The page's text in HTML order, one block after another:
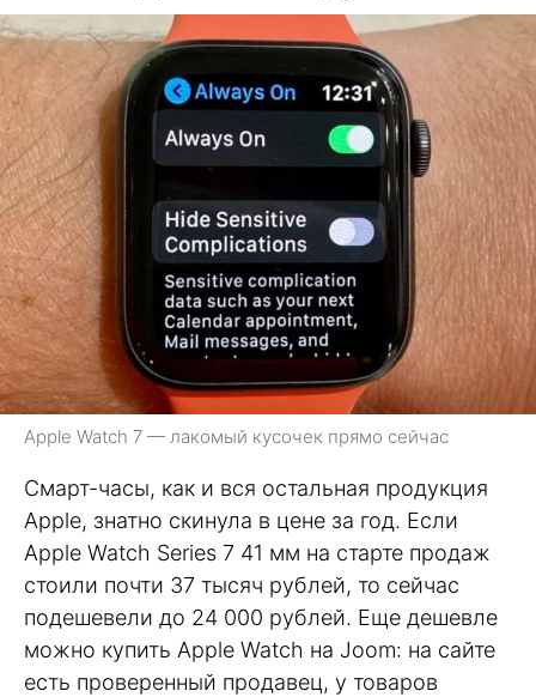
Apple Watch 7 — лакомый кусочек прямо сейчас
Смарт-часы, как и вся остальная продукция
Apple, знатно скинула в цене за год. Если
Apple Watch Series 7 41 мм на старте продаж
стоили почти 37 тысяч рублей, то сейчас
подешевели до 24 000 рублей. Еще дешевле
можно купить Apple Watch на Joom: на сайте
есть проверенный продавец, у товаров